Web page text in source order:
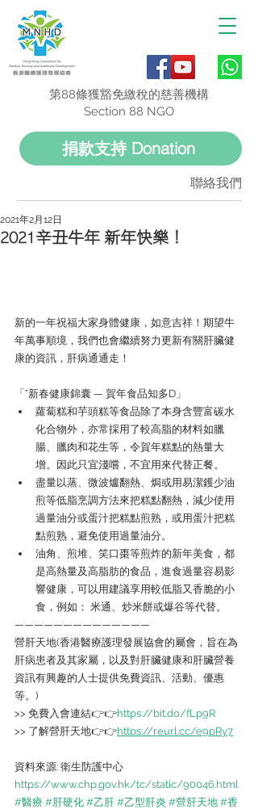
聯絡我們
捐款支持 Donation
第88條獲豁免繳稅的慈善機構
Section 88 NGO
2021辛丑牛年 新年快樂！
2021年2月12日
新的一年祝福大家身體健康，如意吉祥！期望牛
年萬事順境，我們也會繼續努力更新有關肝臟健
康的資訊，肝病通通走！
「˹新春健康錦囊 — 賀年食品知多D」
蘿蔔糕和芋頭糕等食品除了本身含豐富碳水
化合物外，亦常採用了較高脂的材料如臘
腸、臘肉和花生等，令賀年糕點的熱量大
增。因此只宜淺嚐，不宜用來代替正餐。
盡量以蒸、微波爐翻熱、焗或用易潔鑊少油
煎等低脂烹調方法來把糕點翻熱，減少使用
過量油分或蛋汁把糕點煎熟，或用蛋汁把糕
點煎熟，避免使用過量油分。
油角、煎堆、笑口棗等煎炸的新年美食，都
是高熱量及高脂肪的食品，進食過量容易影
響健康，可以用建議享用較低脂又香脆的小
食，例如： 米通、炒米餅或爆谷等代替。
——————————————
營肝天地(香港醫療護理發展協會的屬會，旨在為
肝病患者及其家屬，以及對肝臟健康和肝臟營養
資訊有興趣的人士提供免費資訊、活動、優惠
等。)
>> 免費入會連結👉👉https://bit.do/fLp9R
>> 了解營肝天地👉👉https://reurl.cc/e9pRy7
資料來源: 衛生防護中心
https://www.chp.gov.hk/tc/static/90046.html
#醫療 #肝硬化 #乙肝 #乙型肝炎 #營肝天地 #香